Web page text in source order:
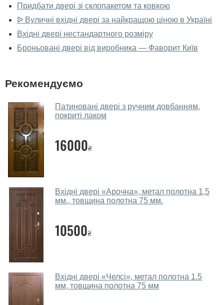
У вас великий магазин?
Так, у нас великий вибір міжкімнатних та вхідних
Так. Ми консультуємо покупців
месенджери, онлайн-чат або безпосередньо в нашому
салоні-магазині.
Наші рекомендації залежать від необхідних
параметрів, бюджету та інших факторів. Підбір
вхідних дверей проводиться індивідуально для
кожного відвідувача.
Так, робимо. Наші фахівці можуть зробити замір та
собою каталоги кольорів та візерунків. Після виміру та
консультації Ви можете оформити заявку, не
відвідуючи наш офіс.
Скільки коштує викликати замірника?
Придбати двері зі склопакетом та ковкою
ᐉ Вуличні вхідні двері за найкращою ціною в Україні
Вхідні двері нестандартного розміру
Броньовані двері від виробника — Фаворит Київ
Рекомендуємо
Патиновані двері з ручним довбанням,
покриті лаком
16000₴
Вхідні двері «Арочна», метал полотна 1,5
мм., товщина полотна 75 мм.
10500₴
Вхідні двері «Челсі», метал полотна 1.5
мм, товщина полотна 75 мм